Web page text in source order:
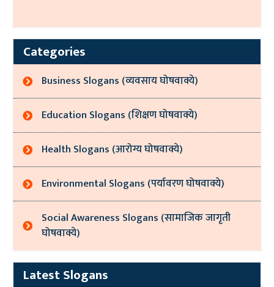
Categories
Business Slogans (व्यवसाय घोषवाक्ये)
Education Slogans (शिक्षण घोषवाक्ये)
Health Slogans (आरोग्य घोषवाक्ये)
Environmental Slogans (पर्यावरण घोषवाक्ये)
Social Awareness Slogans (सामाजिक जागृती
घोषवाक्ये)
Latest Slogans